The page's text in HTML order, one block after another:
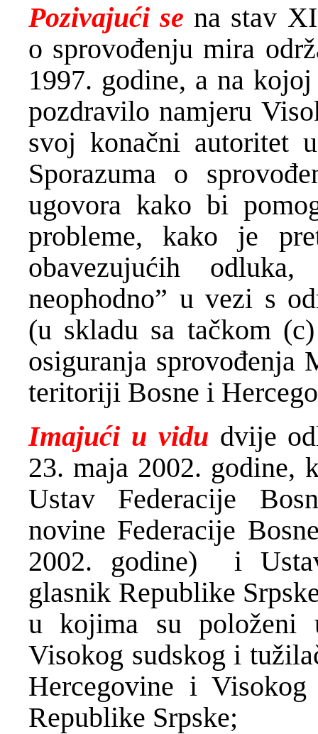
Pozivajući se na stav
o sprovođenju mira
1997. godine, a na
pozdravilo namjeru
svoj konačni autoritet
Sporazuma o
ugovora kako bi
probleme, kako je
obavezujućih
neophodno” u vezi s
(u skladu sa tačkom
osiguranja sprovođenja
teritoriji Bosne i
Imajući u vidu dvije
23. maja 2002. godine,
Ustav Federacije
novine Federacije
2002. godine) i
glasnik Republike
u kojima su položeni
Visokog sudskog i
Hercegovine i
Republike Srpske;